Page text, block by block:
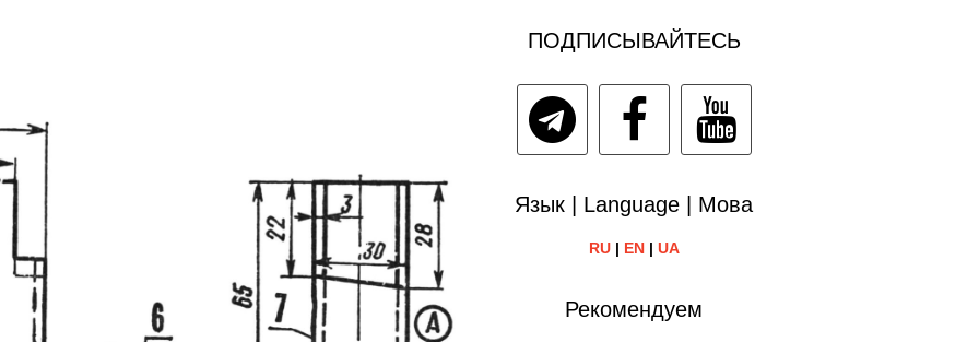
ПОДПИСЫВАЙТЕСЬ
Язык | Language | Мова
RU| EN| UA
Рекомендуем